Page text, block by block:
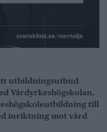
utbildningsutbud
Vårdyrkeshögskolan.
till
inriktning mot vård